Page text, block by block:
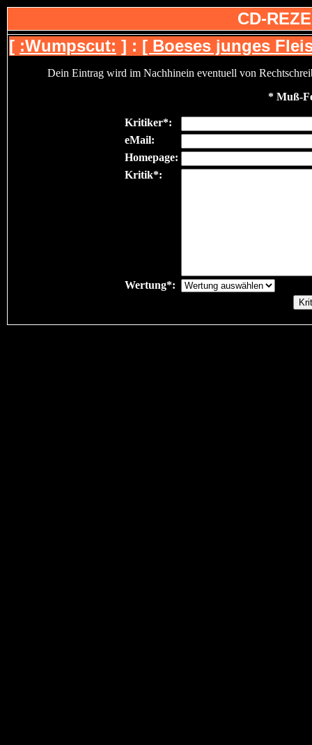
CD-
[ :Wumpscut: ] : [ Boeses junges
Dein Eintrag wird im Nachhinein eventuell von
* Muß-
Kritiker*:
eMail:
Homepage:
Kritik*:
Wertung*: